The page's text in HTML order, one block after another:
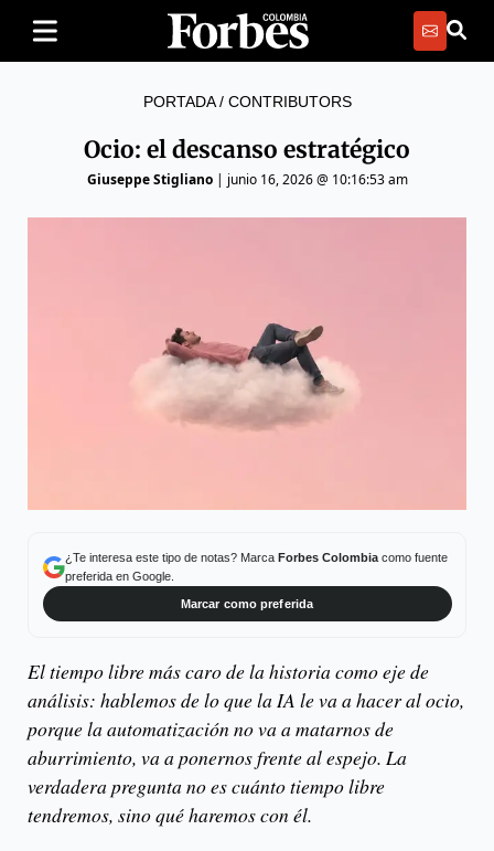
PORTADA/ CONTRIBUTORS
Ocio: el descanso estratégico
Giuseppe Stigliano| junio 16, 2026 @ 10:16:53 am
¿Te interesa este tipo de notas? Marca Forbes Colombiacomo fuente
preferida en Google.
Marcar como preferida
El tiempo libre más caro de la historia como eje de
análisis: hablemos de lo que la IA le va a hacer al ocio,
porque la automatización no va a matarnos de
aburrimiento, va a ponernos frente al espejo. La
verdadera pregunta no es cuánto tiempo libre
tendremos, sino qué haremos con él.